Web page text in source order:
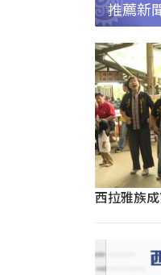
推薦新
西拉雅族